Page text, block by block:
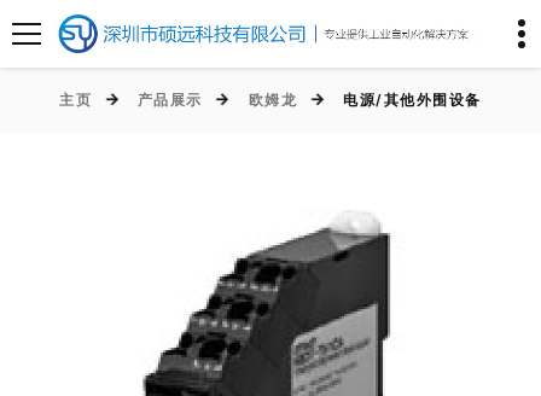
主页 产品展示 欧姆龙 电源/其他外围设备